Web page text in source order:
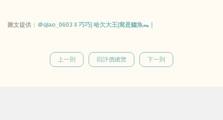
圖文提供： ＠qiao_0603 ‖ 巧巧| 哈欠大王|窩是鱷魚🐊｜
上一則 回評價總覽 下一則